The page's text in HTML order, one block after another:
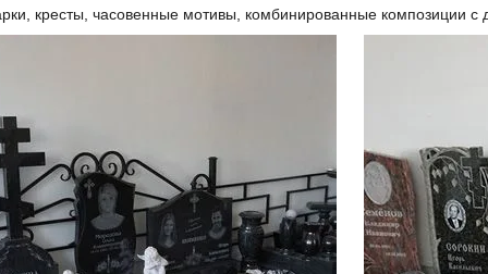
кресты, часовенные мотивы, комбинированные композиции с